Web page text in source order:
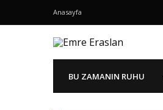
Anasayfa
BU ZAMANIN RUHU